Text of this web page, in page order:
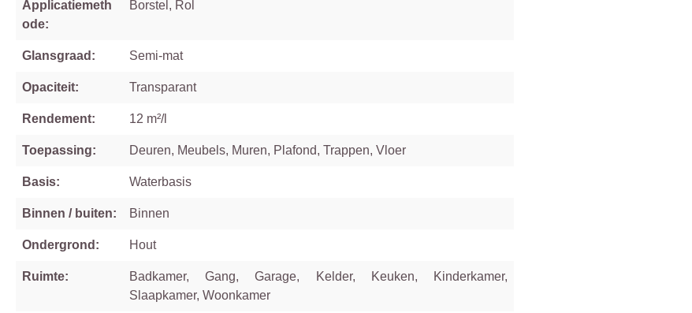
Applicatiemeth
ode:
Borstel, Rol
Glansgraad: Semi-mat
Opaciteit: Transparant
Rendement: 12 m²/l
Toepassing: Deuren, Meubels, Muren, Plafond, Trappen, Vloer
Basis: Waterbasis
Binnen / buiten: Binnen
Ondergrond: Hout
Ruimte:
Badkamer, Gang, Garage, Kelder, Keuken, Kinderkamer,
Slaapkamer, Woonkamer